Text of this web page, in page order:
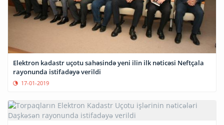
Elektron kadastr uçotu sahəsində yeni ilin ilk nəticəsi Neftçala
rayonunda istifadəyə verildi
17-01-2019